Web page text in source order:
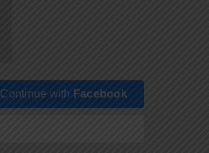
Continue with Facebook